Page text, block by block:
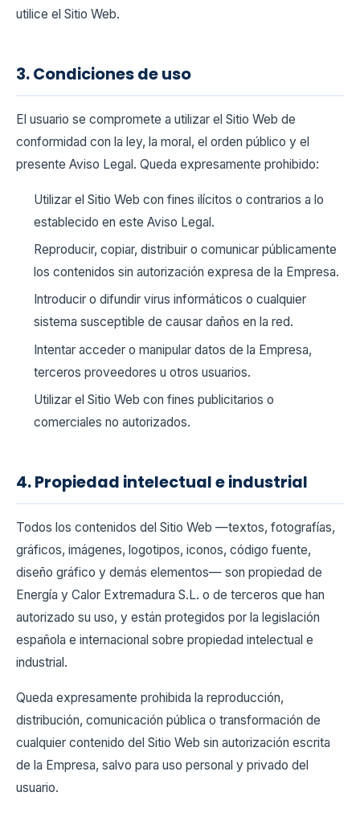
utilice el Sitio Web.
3. Condiciones de uso
El usuario se compromete a utilizar el Sitio Web de
conformidad con la ley, la moral, el orden público y el
presente Aviso Legal. Queda expresamente prohibido:
Utilizar el Sitio Web con fines ilícitos o contrarios a lo
establecido en este Aviso Legal.
Reproducir, copiar, distribuir o comunicar públicamente
los contenidos sin autorización expresa de la Empresa.
Introducir o difundir virus informáticos o cualquier
sistema susceptible de causar daños en la red.
Intentar acceder o manipular datos de la Empresa,
terceros proveedores u otros usuarios.
Utilizar el Sitio Web con fines publicitarios o
comerciales no autorizados.
4. Propiedad intelectual e industrial
Todos los contenidos del Sitio Web —textos, fotografías,
gráficos, imágenes, logotipos, iconos, código fuente,
diseño gráfico y demás elementos— son propiedad de
Energía y Calor Extremadura S.L. o de terceros que han
autorizado su uso, y están protegidos por la legislación
española e internacional sobre propiedad intelectual e
industrial.
Queda expresamente prohibida la reproducción,
distribución, comunicación pública o transformación de
cualquier contenido del Sitio Web sin autorización escrita
de la Empresa, salvo para uso personal y privado del
usuario.